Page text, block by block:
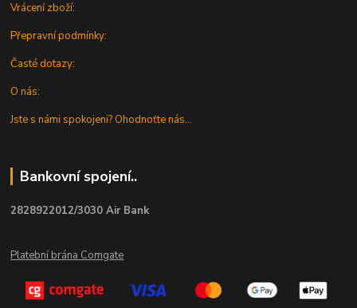
Vrácení zboží:
Přepravní podmínky:
Časté dotazy:
O nás:
Jste s námi spokojeni? Ohodnoťte nás...
Bankovní spojení..
2828922012/3030 Air Bank
Platební brána Comgate